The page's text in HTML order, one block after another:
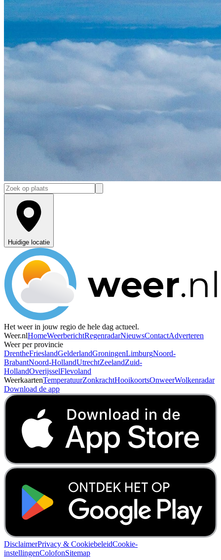
Huidige locatie
Het weer in jouw regio de hele dag actueel.
Weer.nlHomeWeerberichtRegenradarNieuwsContactAdverteren
Weer per provincie
DrentheFrieslandGelderlandGroningenLimburgNoord-
BrabantNoord-HollandUtrechtZeelandZuid-
HollandOverijsselFlevoland
WeerkaartenTemperatuurZonkrachtHooikoortsOnweerWolkenradar
Download de app
DisclaimerPrivacy & CookiebeleidCookie-
instellingenColofonSitemap